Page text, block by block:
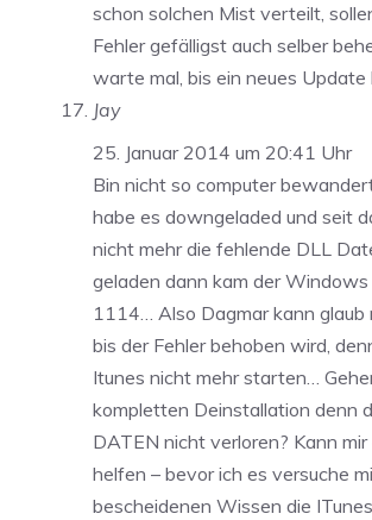
schon solchen Mist verteilt,
Fehler gefälligst auch selber
warte mal, bis ein neues Update
Jay
25. Januar 2014 um 20:41 Uhr
Bin nicht so computer
habe es downgeladed und seit
nicht mehr die fehlende DLL
geladen dann kam der Windows
1114… Also Dagmar kann
bis der Fehler behoben wird,
Itunes nicht mehr starten…
kompletten Deinstallation denn
DATEN nicht verloren? Kann mir
helfen – bevor ich es versuche
bescheidenen Wissen die